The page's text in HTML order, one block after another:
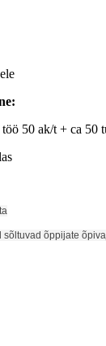
:
50 ak/t + ca 50
õppijate